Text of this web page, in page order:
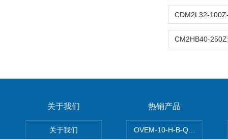
关于我们
关于我们
热销产品
OVEM-10-H-B-QO-CE-N-2P